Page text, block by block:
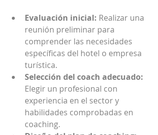
Evaluación inicial: Realizar una
reunión preliminar para
comprender las necesidades
específicas del hotel o empresa
turística.
Selección del coach adecuado:
Elegir un profesional con
experiencia en el sector y
habilidades comprobadas en
coaching.